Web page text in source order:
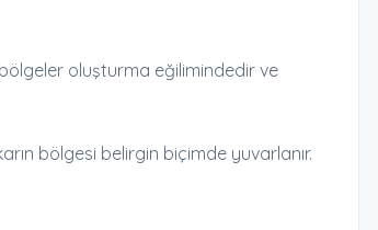
oluşturma eğilimindedir ve
bölgesi belirgin biçimde yuvarlanır.